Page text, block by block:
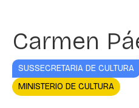
Carmen
SUSSECRETARIA DE CULTURA
MINISTERIO DE CULTURA